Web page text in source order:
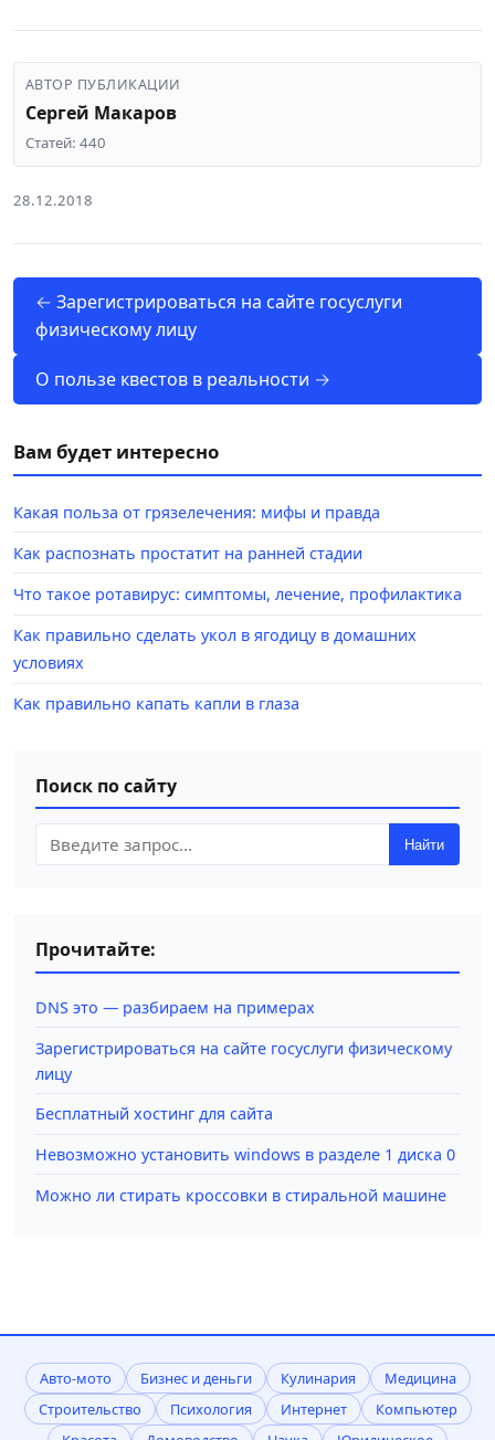
АВТОР ПУБЛИКАЦИИ
Сергей Макаров
Статей: 440
28.12.2018
← Зарегистрироваться на сайте госуслуги
физическому лицу
О пользе квестов в реальности →
Вам будет интересно
Какая польза от грязелечения: мифы и правда
Как распознать простатит на ранней стадии
Что такое ротавирус: симптомы, лечение, профилактика
Как правильно сделать укол в ягодицу в домашних
условиях
Как правильно капать капли в глаза
Поиск по сайту
Найти
Прочитайте:
DNS это — разбираем на примерах
Зарегистрироваться на сайте госуслуги физическому
лицу
Бесплатный хостинг для сайта
Невозможно установить windows в разделе 1 диска 0
Можно ли стирать кроссовки в стиральной машине
Авто-мото Бизнес и деньги Кулинария
Медицина
Строительство
Психология Интернет
Компьютер